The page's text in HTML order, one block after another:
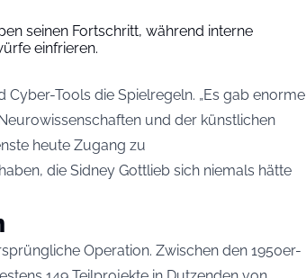
seinen Fortschritt, während interne
einfrieren.
Tools die Spielregeln. „Es gab enorme
und der künstlichen
heute Zugang zu
die Sidney Gottlieb sich niemals hätte
Operation. Zwischen den 1950er-